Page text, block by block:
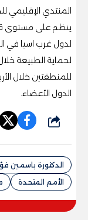
المنتدي الإقليمي
ينظم على مستوى
لدول غرب اسيا في
لحماية الطبيعة
للمنطقتين خلال
الدول الأعضاء.
شارك
الدكتورة ياسمين
الأمم المتحدة